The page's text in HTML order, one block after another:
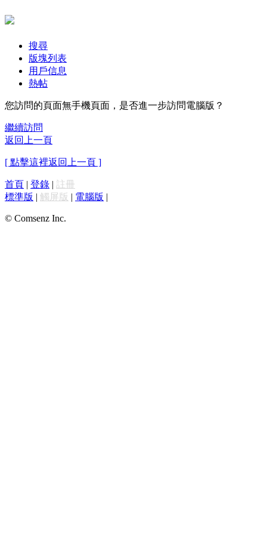
搜尋
版塊列表
用戶信息
熱帖
您訪問的頁面無手機頁面，是否進一步訪問電腦版？
繼續訪問
返回上一頁
[ 點擊這裡返回上一頁 ]
首頁 | 登錄 | 註冊
標準版 | 觸屏版 | 電腦版 |
© Comsenz Inc.